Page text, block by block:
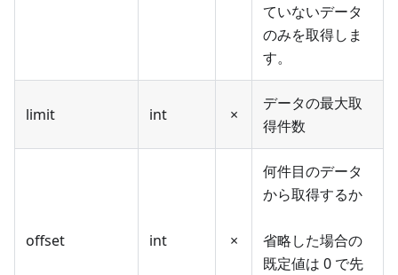
ていないデータ
のみを取得しま
す。
limit int ×
データの最大取
得件数
offset int ×
何件目のデータ
から取得するか
省略した場合の
既定値は 0 で先